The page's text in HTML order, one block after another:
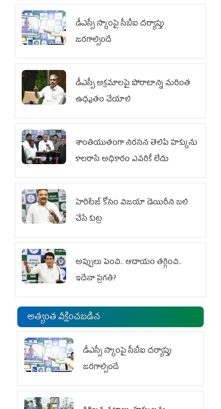
డీఎస్సీ స్కాంపై సీబీఐ దర్యాప్తు
జరగాల్సిందే
డీఎస్సీ అక్రమాలపై పోరాటాన్ని మరింత
ఉధృతం చేయాలి
శాంతియుతంగా నిరసన తెలిపే హక్కును
కాలరాసే అధికారం ఎవరికీ లేదు
హెరిటేజ్ కోసం విజయా డెయిరీని బలి
చేసే కుట్ర‌
అప్పులు పెంచి.. ఆదాయం తగ్గించి..
ఇదేనా ప్రగతి?
అత్యంత వీక్షించబడిన
డీఎస్సీ స్కాంపై సీబీఐ దర్యాప్తు
జరగాల్సిందే